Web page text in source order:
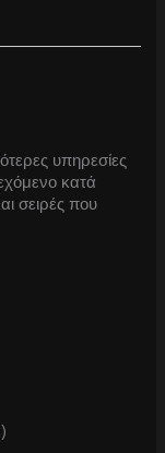
υπηρεσίες
κατά
σειρές που